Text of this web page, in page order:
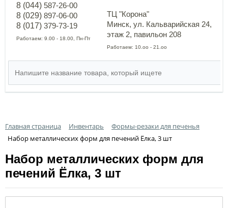
8 (044) 587-26-00
8 (029) 897-06-00
8 (017) 379-73-19
Работаем: 9.00 - 18.00, Пн-Пт
ТЦ "Корона"
Минск, ул. Кальварийская 24,
этаж 2, павильон 208
Работаем: 10.оо - 21.оо
Главная страница Инвентарь
Формы-резаки для печенья
Набор металлических форм для печений Ёлка, 3 шт
Набор металлических форм для
печений Ёлка, 3 шт